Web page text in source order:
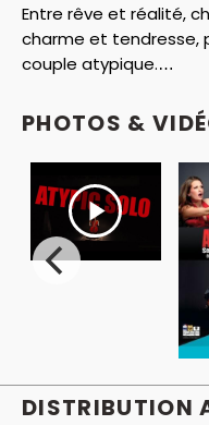
Entre rêve et réalité,
charme et tendresse,
couple atypique.
Une histoire
spectateurs dans ce
Une relation où tout a
bousculera...!
Marjolaine Alziary est
passionnée sur scène
un texte émouvant
musical rythmé de
les styles et les
PHOTOS &
DISTRIBUTION